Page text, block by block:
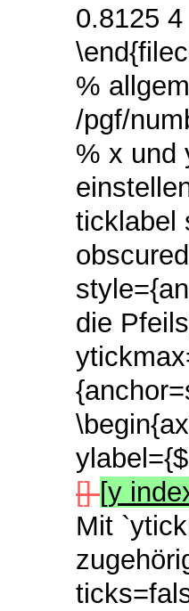
0.8125
%
/pgf/
% x und
ticklabel
die
[][y
Mit